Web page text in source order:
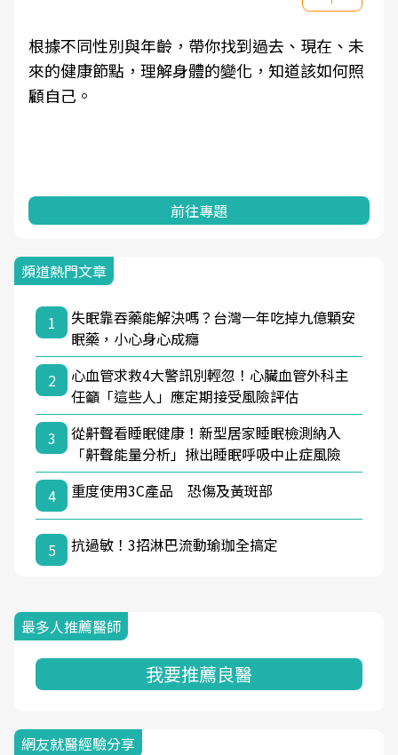
根據不同性別與年齡，帶你找到過去、現在、未
來的健康節點，理解身體的變化，知道該如何照
顧自己。
前往專題
頻道熱門文章
1
失眠靠吞藥能解決嗎？台灣一年吃掉九億顆安
眠藥，小心身心成癮
2
心血管求救4大警訊別輕忽！心臟血管外科主
任籲「這些人」應定期接受風險評估
3
從鼾聲看睡眠健康！新型居家睡眠檢測納入
「鼾聲能量分析」揪出睡眠呼吸中止症風險
4
重度使用3C產品 恐傷及黃斑部
5 抗過敏！3招淋巴流動瑜珈全搞定
最多人推薦醫師
我要推薦良醫
網友就醫經驗分享